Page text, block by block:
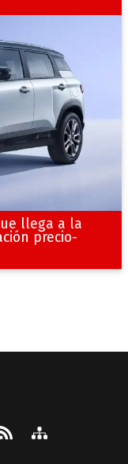
llega a la
precio-